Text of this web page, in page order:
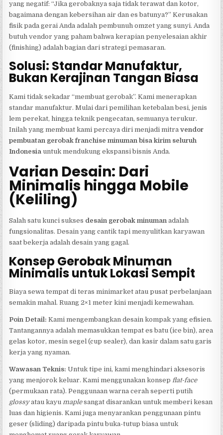
yang negatif: “Jika gerobaknya saja tidak terawat dan kotor,
bagaimana dengan kebersihan air dan es batunya?” Kerusakan
fisik pada gerai Anda adalah pembunuh omzet yang sunyi. Anda
butuh vendor yang paham bahwa kerapian penyelesaian akhir
(finishing) adalah bagian dari strategi pemasaran.
Solusi: Standar Manufaktur,
Bukan Kerajinan Tangan Biasa
Kami tidak sekadar “membuat gerobak”. Kami menerapkan
standar manufaktur. Mulai dari pemilihan ketebalan besi, jenis
lem perekat, hingga teknik pengecatan, semuanya terukur.
Inilah yang membuat kami percaya diri menjadi mitravendor
pembuatan gerobak franchise minuman bisa kirim seluruh
Indonesia untuk mendukung ekspansi bisnis Anda.
Varian Desain: Dari
Minimalis hingga Mobile
(Keliling)
Salah satu kunci sukses desain gerobak minuman adalah
fungsionalitas. Desain yang cantik tapi menyulitkan karyawan
saat bekerja adalah desain yang gagal.
Konsep Gerobak Minuman
Minimalis untuk Lokasi Sempit
Biaya sewa tempat di teras minimarket atau pusat perbelanjaan
semakin mahal. Ruang 2×1 meter kini menjadi kemewahan.
Poin Detail: Kami mengembangkan desain kompak yang efisien.
Tantangannya adalah memasukkan tempat es batu (ice bin), area
gelas kotor, mesin segel (cup sealer), dan kasir dalam satu garis
kerja yang nyaman.
Wawasan Teknis: Untuk tipe ini, kami menghindari aksesoris
yang menjorok keluar. Kami menggunakan konsep flat-face
(permukaan rata). Penggunaan warna cerah seperti putih
glossyatau kayu maplesangat disarankan untuk memberi kesan
luas dan higienis. Kami juga menyarankan penggunaan pintu
geser (sliding) daripada pintu buka-tutup biasa untuk